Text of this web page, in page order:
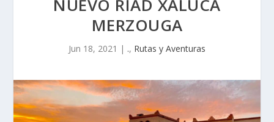
NUEVO RIAD XALUCA
MERZOUGA
Jun 18, 2021 | ., Rutas y Aventuras